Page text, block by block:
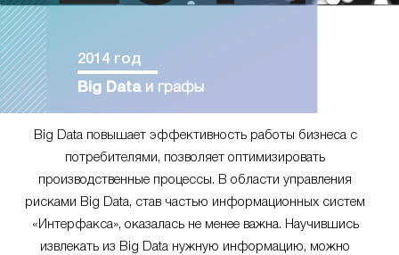
2014 год
Big Dataи графы
Big Data повышает эффективность работы бизнеса с
потребителями, позволяет оптимизировать
производственные процессы. В области управления
рисками Big Data, став частью информационных систем
«Интерфакса», оказалась не менее важна. Научившись
извлекать из Big Data нужную информацию, можно